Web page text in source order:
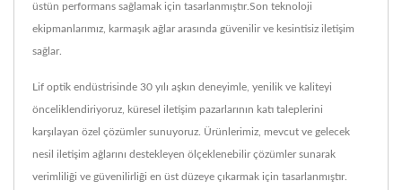
üstün performans sağlamak için tasarlanmıştır.Son teknoloji
ekipmanlarımız, karmaşık ağlar arasında güvenilir ve kesintisiz iletişim
sağlar.
Lif optik endüstrisinde 30 yılı aşkın deneyimle, yenilik ve kaliteyi
önceliklendiriyoruz, küresel iletişim pazarlarının katı taleplerini
karşılayan özel çözümler sunuyoruz. Ürünlerimiz, mevcut ve gelecek
nesil iletişim ağlarını destekleyen ölçeklenebilir çözümler sunarak
verimliliği ve güvenilirliği en üst düzeye çıkarmak için tasarlanmıştır.